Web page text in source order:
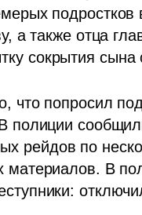
подростков
а также отца
сокрытия сына
что попросил
полиции
рейдов по
материалов. В